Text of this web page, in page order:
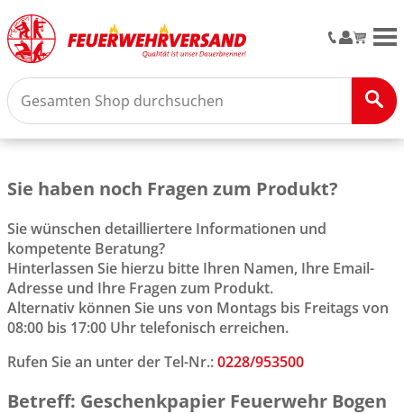
Sie haben noch Fragen zum Produkt?
Sie wünschen detailliertere Informationen und
kompetente Beratung?
Hinterlassen Sie hierzu bitte Ihren Namen, Ihre Email-
Adresse und Ihre Fragen zum Produkt.
Alternativ können Sie uns von Montags bis Freitags von
08:00 bis 17:00 Uhr telefonisch erreichen.
Rufen Sie an unter der Tel-Nr.:0228/953500
Betreff: Geschenkpapier Feuerwehr Bogen